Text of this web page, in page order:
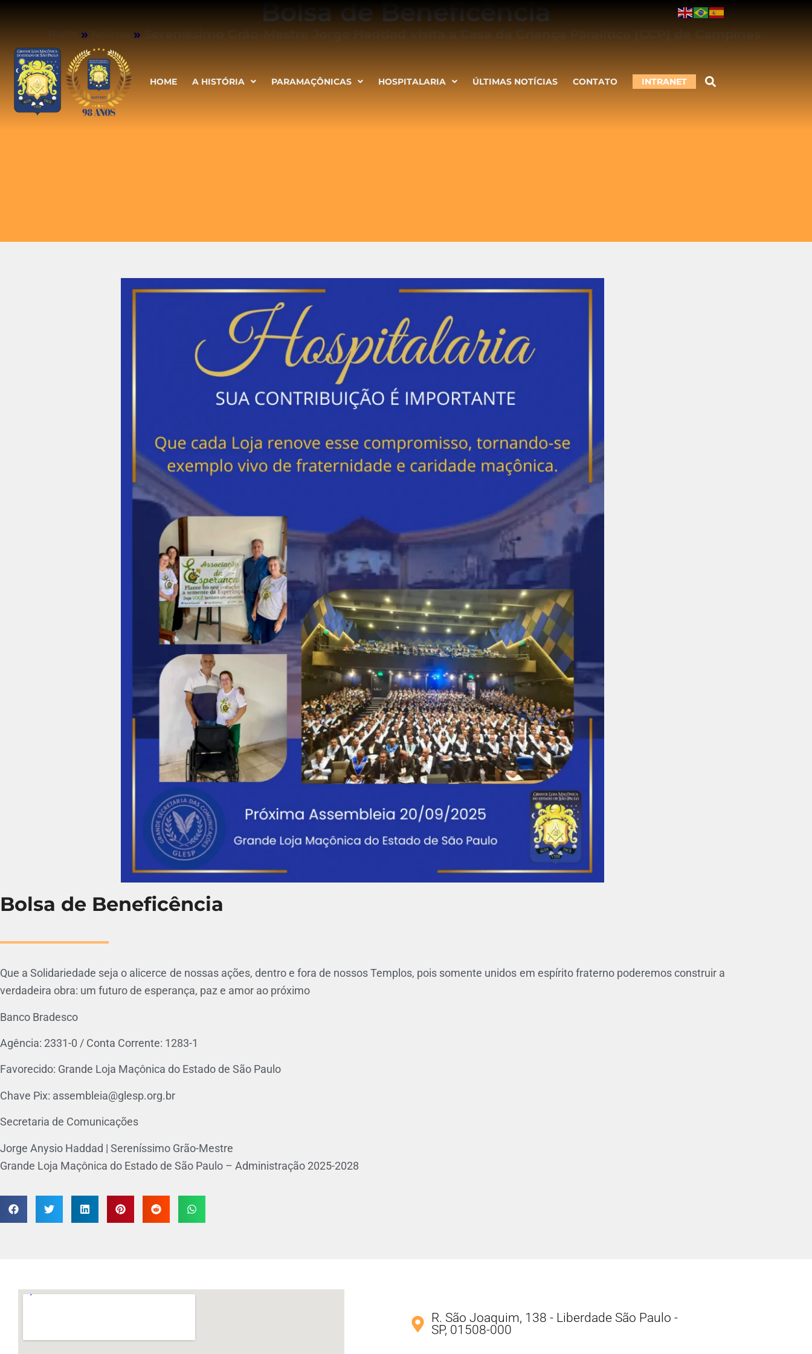
HOME A HISTÓRIA PARAMAÇÔNICAS HOSPITALARIA ÚLTIMAS NOTÍCIAS CONTATO INTRANET
Bolsa de Beneficência
» »
Bolsa de Beneficência
Que a Solidariedade seja o alicerce de nossas ações, dentro e fora de nossos Templos, pois somente unidos em espírito fraterno poderemos construir a
verdadeira obra: um futuro de esperança, paz e amor ao próximo
Banco Bradesco
Agência: 2331-0 / Conta Corrente: 1283-1
Favorecido: Grande Loja Maçônica do Estado de São Paulo
Chave Pix: assembleia@glesp.org.br
Secretaria de Comunicações
Jorge Anysio Haddad | Sereníssimo Grão-Mestre
Grande Loja Maçônica do Estado de São Paulo – Administração 2025-2028
R. São Joaquim, 138 - Liberdade São Paulo -
SP, 01508-000